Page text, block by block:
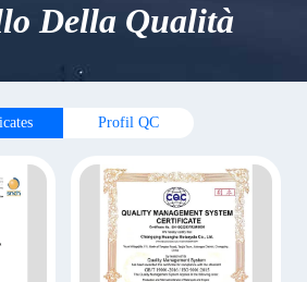
Della Qualità
Profil QC